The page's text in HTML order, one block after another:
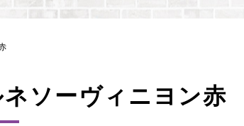
ソーヴィニヨン赤